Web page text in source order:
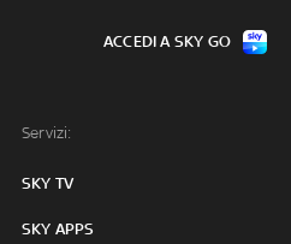
Servizi:
SKY TV
SKY APPS
ACCEDI A SKY GO